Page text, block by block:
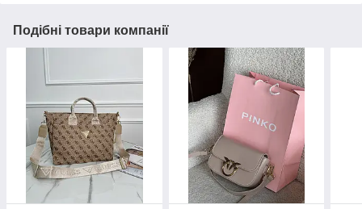
Подібні товари компанії